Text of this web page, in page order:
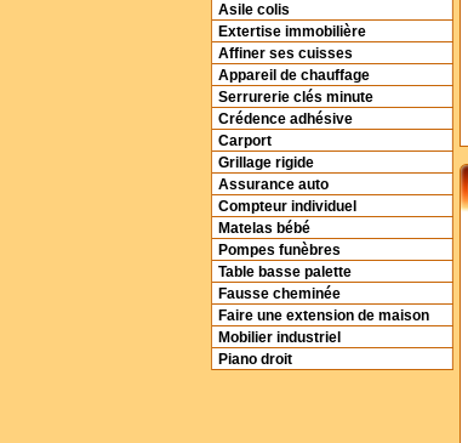
Asile colis
Extertise immobilière
Affiner ses cuisses
Appareil de chauffage
Serrurerie clés minute
Crédence adhésive
Carport
Grillage rigide
Assurance auto
Compteur individuel
Matelas bébé
Pompes funèbres
Table basse palette
Fausse cheminée
Faire une extension de maison
Mobilier industriel
Piano droit